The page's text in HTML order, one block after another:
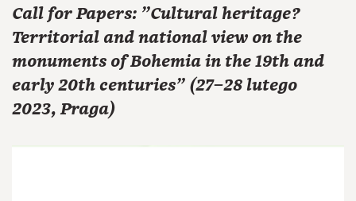
JĘZYK: PL
Call for Papers: "Cultural heritage?
Territorial and national view on the
monuments of Bohemia in the 19th and
early 20th centuries" (27–28 lutego
2023, Praga)